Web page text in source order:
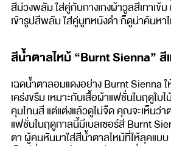
สีม่วงพลัม ใส่คู่กับกางเกงผ้าวูลสีเทาเข้
เข้ารูปสีพลัม ใส่คู่บูทหนังดำ ก็ดูน่าค้นหา
สีน้ำตาลไหม้ “Burnt Sienna” สี
เฉดน้ำตาลอมแดงอย่าง Burnt Sienna
เคร่งขรึม เหมาะกับเสื้อผ้าแฟชั่นในฤดูใ
คุมโทนสี แต่แต่งแล้วดูไม่จืด คุณจะเห็นว่
แฟชั่นในฤดูกาลนี้มีเบลเซอร์สี Burnt
ตา ผู้คนหันมาใส่สีน้ำตาลไหม้ที่ให้ลุคแบบ